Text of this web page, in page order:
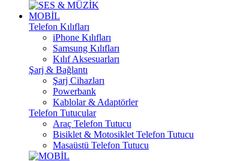
MOBİL
Telefon Kılıfları
iPhone Kılıfları
Samsung Kılıfları
Kılıf Aksesuarları
Şarj & Bağlantı
Şarj Cihazları
Powerbank
Kablolar & Adaptörler
Telefon Tutucular
Araç Telefon Tutucu
Bisiklet & Motosiklet Telefon Tutucu
Masaüstü Telefon Tutucu